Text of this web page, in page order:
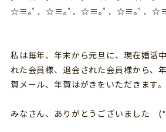
☆≡｡ﾟ．☆≡｡ﾟ．☆≡｡ﾟ．☆≡｡ﾟ．☆≡
私は毎年、年末から元旦に、現在婚活
れた会員様、退会された会員様から、
賀メール、年賀はがきをいただきます。
みなさん、ありがとうございました